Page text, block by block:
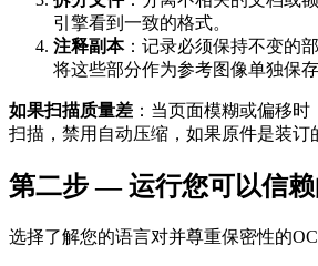
引擎看到一致的格式。
注释副本：记录必须保持不变的
将这些部分作为参考图像单独保存
如果扫描质量差 ：当页面模糊或偏移
扫描，禁用自动压缩，如果原件是装订
第二步 — 运行您可以信
选择了解您的语言对并尊重保密性的